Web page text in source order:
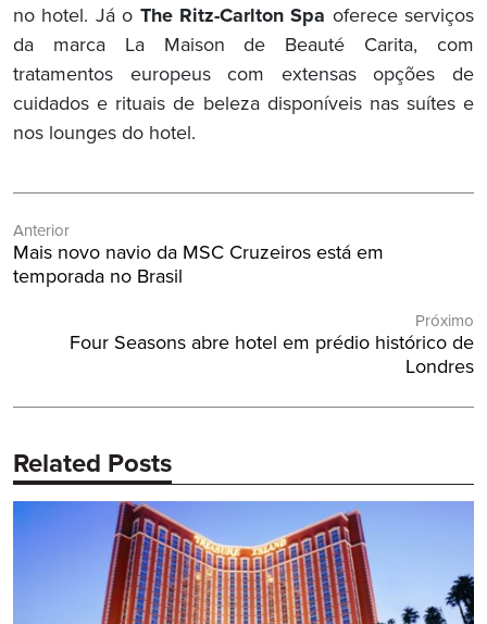
no hotel. Já o The Ritz-Carlton Spa oferece serviços
da marca La Maison de Beauté Carita, com
tratamentos europeus com extensas opções de
cuidados e rituais de beleza disponíveis nas suítes e
nos lounges do hotel.
de
Post
Anterior
Post
Anterior:
Mais novo navio da MSC Cruzeiros está em
temporada no Brasil
Próximo
Próximo
Four Seasons abre hotel em prédio histórico de
Londres
Related Posts